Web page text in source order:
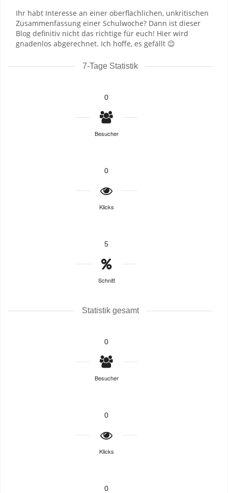
Ihr habt Interesse an einer oberflächlichen, unkritischen
Zusammenfassung einer Schulwoche? Dann ist dieser
Blog definitiv nicht das richtige für euch! Hier wird
gnadenlos abgerechnet. Ich hoffe, es gefällt 😉
7-Tage Statistik
0
Besucher
0
Klicks
5
Schnitt
Statistik gesamt
0
Besucher
0
Klicks
0